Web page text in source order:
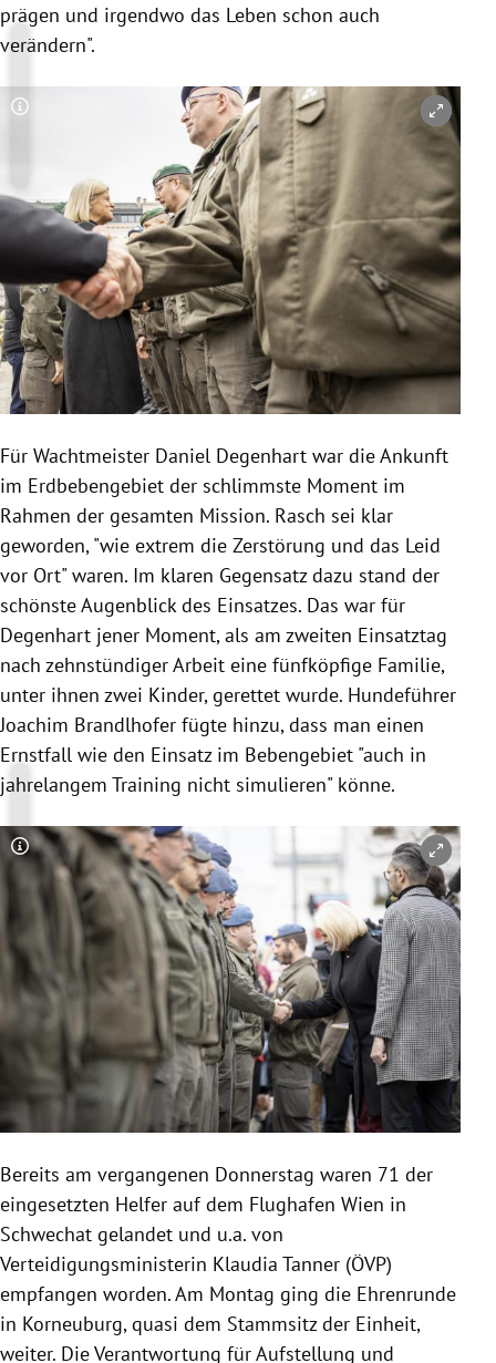
prägen und irgendwo das Leben schon auch
verändern".
Copyright-Hinweis öffnen/schließen
Für Wachtmeister Daniel Degenhart war die Ankunft
im Erdbebengebiet der schlimmste Moment im
Rahmen der gesamten Mission. Rasch sei klar
geworden, "wie extrem die Zerstörung und das Leid
vor Ort" waren. Im klaren Gegensatz dazu stand der
schönste Augenblick des Einsatzes. Das war für
Degenhart jener Moment, als am zweiten Einsatztag
nach zehnstündiger Arbeit eine fünfköpfige Familie,
unter ihnen zwei Kinder, gerettet wurde. Hundeführer
Joachim Brandlhofer fügte hinzu, dass man einen
Ernstfall wie den Einsatz im Bebengebiet "auch in
jahrelangem Training nicht simulieren" könne.
Copyright-Hinweis öffnen/schließen
Bereits am vergangenen Donnerstag waren 71 der
eingesetzten Helfer auf dem Flughafen Wien in
Schwechat gelandet und u.a. von
Verteidigungsministerin Klaudia Tanner (ÖVP)
empfangen worden. Am Montag ging die Ehrenrunde
in Korneuburg, quasi dem Stammsitz der Einheit,
weiter. Die Verantwortung für Aufstellung und